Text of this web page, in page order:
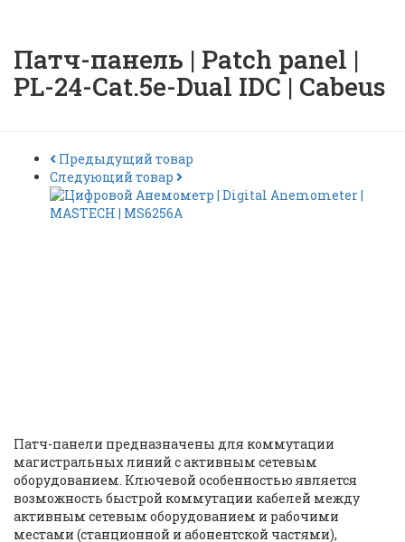
Патч-панель | Patch panel |
PL-24-Cat.5e-Dual IDC | Cabeus
Предыдущий товар
Следующий товар
Патч-панели предназначены для коммутации
магистральных линий с активным сетевым
оборудованием. Ключевой особенностью является
возможность быстрой коммутации кабелей между
активным сетевым оборудованием и рабочими
местами (станционной и абонентской частями),